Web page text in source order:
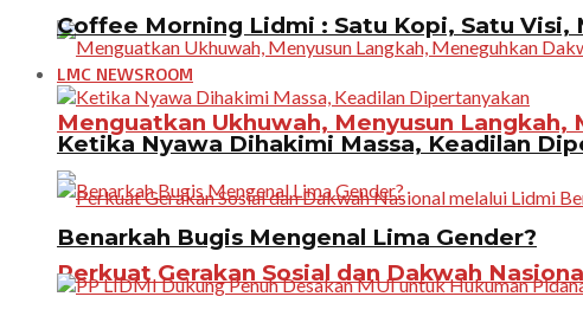
Menguatkan Ukhuwah, Menyusun
Perkuat Gerakan Sosial dan Dakwah
Coffee Morning Lidmi : Satu Kopi, Satu
LMC NEWSROOM
Ketika Nyawa Dihakimi Massa, Keadilan
Benarkah Bugis Mengenal Lima Gender?